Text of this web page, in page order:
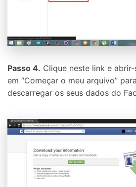
Passo 4. Clique neste link e
em “Começar o meu arquivo”
descarregar os seus dados do